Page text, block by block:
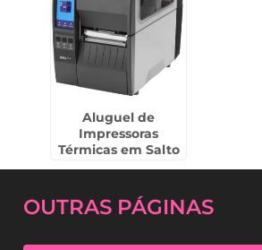
Aluguel de
Impressoras
Térmicas em Salto
de Pirapora
OUTRAS PÁGINAS